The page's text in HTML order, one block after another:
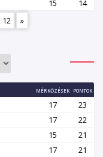
15
14
12 »
MÉRKŐZÉSEK PONTOK
17
23
17
22
15
21
17
21